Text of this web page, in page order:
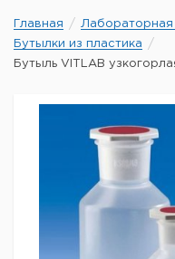
Главная
Лабораторная
Бутылки из пластика
Бутыль VITLAB